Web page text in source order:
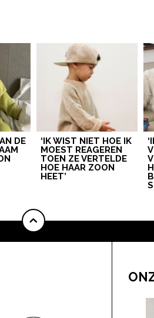
DE
‘IK WIST NIET HOE IK
MOEST REAGEREN
TOEN ZE VERTELDE
HOE HAAR ZOON
HEET’